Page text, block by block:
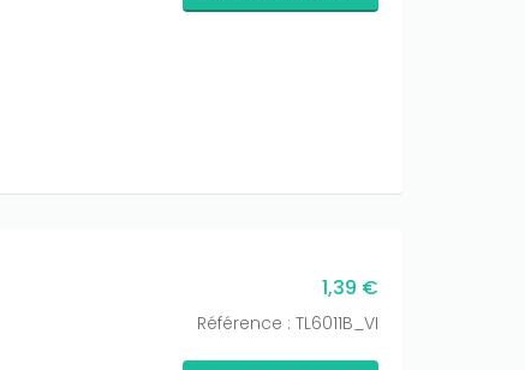
1,39 €
Référence : TL6011B_VI